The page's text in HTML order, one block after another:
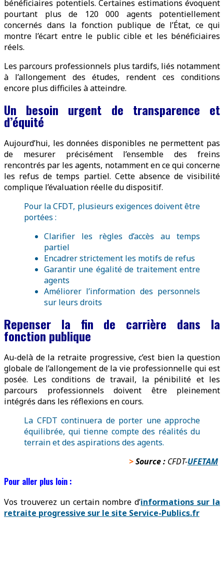
bénéficiaires potentiels. Certaines estimations évoquent
pourtant plus de 120 000 agents potentiellement
concernés dans la fonction publique de l’État, ce qui
montre l’écart entre le public cible et les bénéficiaires
réels.
Les parcours professionnels plus tardifs, liés notamment
à l’allongement des études, rendent ces conditions
encore plus difficiles à atteindre.
Un besoin urgent de transparence et
d’équité
Aujourd’hui, les données disponibles ne permettent pas
de mesurer précisément l’ensemble des freins
rencontrés par les agents, notamment en ce qui concerne
les refus de temps partiel. Cette absence de visibilité
complique l’évaluation réelle du dispositif.
Pour la CFDT, plusieurs exigences doivent être
portées :
Clarifier les règles d’accès au temps
partiel
Encadrer strictement les motifs de refus
Garantir une égalité de traitement entre
agents
Améliorer l’information des personnels
sur leurs droits
Repenser la fin de carrière dans la
fonction publique
Au-delà de la retraite progressive, c’est bien la question
globale de l’allongement de la vie professionnelle qui est
posée. Les conditions de travail, la pénibilité et les
parcours professionnels doivent être pleinement
intégrés dans les réflexions en cours.
La CFDT continuera de porter une approche
équilibrée, qui tienne compte des réalités du
terrain et des aspirations des agents.
>Source : CFDT-UFETAM
Pour aller plus loin :
Vos trouverez un certain nombre d’informations sur la
retraite progressive sur le site Service-Publics.fr